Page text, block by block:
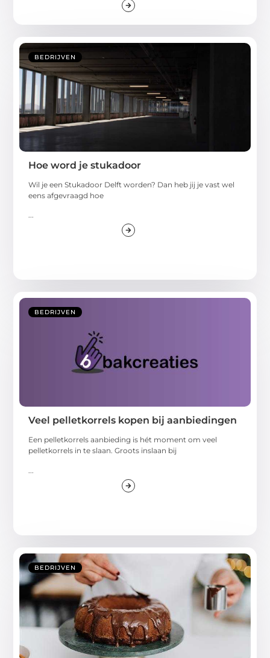
BEDRIJVEN
Hoe word je stukadoor
Wil je een Stukadoor Delft worden? Dan heb jij je vast wel
eens afgevraagd hoe
...
BEDRIJVEN
Veel pelletkorrels kopen bij aanbiedingen
Een pelletkorrels aanbieding is hét moment om veel
pelletkorrels in te slaan. Groots inslaan bij
BEDRIJVEN